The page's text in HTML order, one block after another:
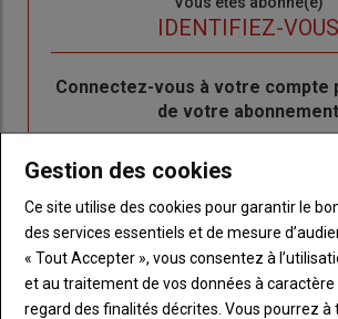
IDENTIFIEZ-VOUS
Body
Connectez-vous à votre compte
de votre abonnement
"Créer
un
nouveau
compte"
Lien
"Réinitialiser
votre
mot
de
passe"
Réinitialiser votre mot de
Lien
"Je
me
connecte"
Je me connecte
Gestion des cookies
Ce site utilise des cookies pour garantir le
des services essentiels et de mesure
« Tout Accepter », vous consentez à
et au traitement de vos données à caractère
regard des finalités décrites. Vous pourrez